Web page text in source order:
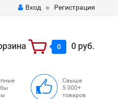
Вход Регистрация
0 0 руб.
Свыше
5 000+
товаров